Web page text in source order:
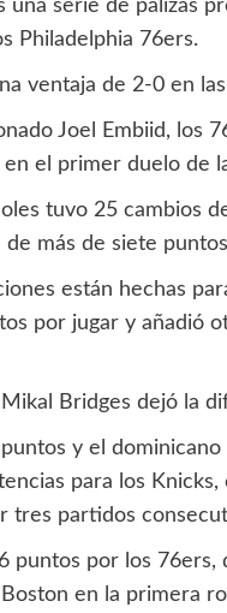
serie de palizas
Philadelphia 76ers.
ventaja de 2-0 en
Joel Embiid, los
el primer duelo de
tuvo 25 cambios
más de siete
están hechas
por jugar y añadió
Bridges dejó la
y el dominicano
para los
tres partidos
puntos por los
en la primera